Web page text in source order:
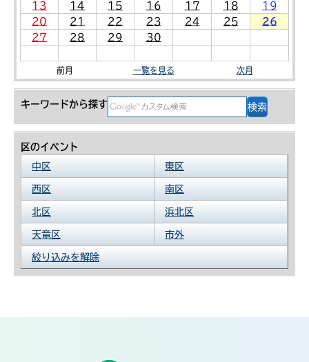
13
14 15 16 17 18
19
20
21 22 23 24 25
26
27
28 29 30
前月 一覧を見る 次月
キーワードから探す
区のイベント
中区
東区
西区 南区
北区 浜北区
天竜区 市外
絞り込みを解除